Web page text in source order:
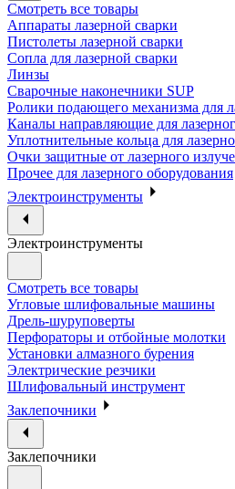
Смотреть все товары
Аппараты лазерной сварки
Пистолеты лазерной сварки
Сопла для лазерной сварки
Линзы
Сварочные наконечники SUP
Ролики подающего механизма для
Каналы направляющие для
Уплотнительные кольца для
Очки защитные от лазерного
Прочее для лазерного оборудования
Электроинструменты
Электроинструменты
Смотреть все товары
Угловые шлифовальные машины
Дрель-шуруповерты
Перфораторы и отбойные молотки
Установки алмазного бурения
Электрические резчики
Шлифовальный инструмент
Заклепочники
Заклепочники